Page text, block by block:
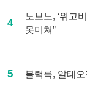
4
노보노, ‘위고
못미쳐”
5 블랙록, 알테